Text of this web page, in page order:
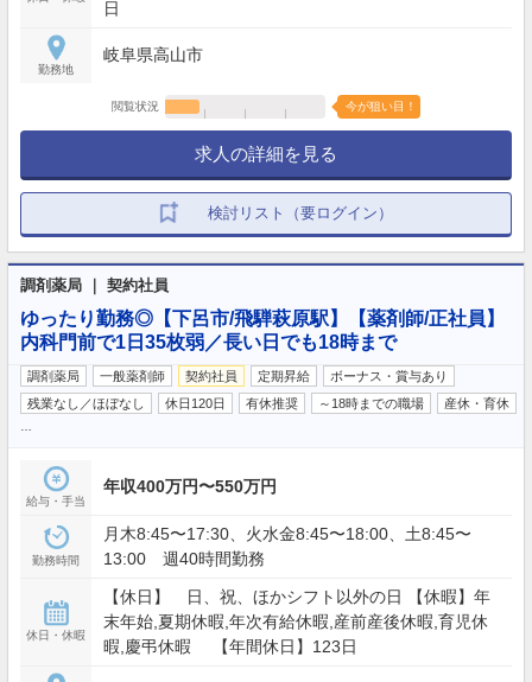
日
勤務地
岐阜県高山市
閲覧状況 今が狙い目！
求人の詳細を見る
検討リスト（要ログイン）
調剤薬局 ｜ 契約社員
ゆったり勤務◎【下呂市/飛騨萩原駅】【薬剤師/正社員】
内科門前で1日35枚弱／長い日でも18時まで
調剤薬局 一般薬剤師 契約社員 定期昇給
ボーナス・賞与あり
残業なし／ほぼなし
休日120日 有休推奨 ～18時までの職場 産休・育休
給与・手当
年収400万円〜550万円
勤務時間
月木8:45〜17:30、火水金8:45〜18:00、土8:45〜
13:00 週40時間勤務
休日・休暇
【休日】 日、祝、ほかシフト以外の日 【休暇】年
末年始,夏期休暇,年次有給休暇,産前産後休暇,育児休
暇,慶弔休暇 【年間休日】123日